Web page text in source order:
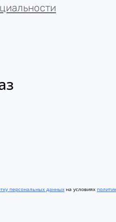
персональных данных на условиях